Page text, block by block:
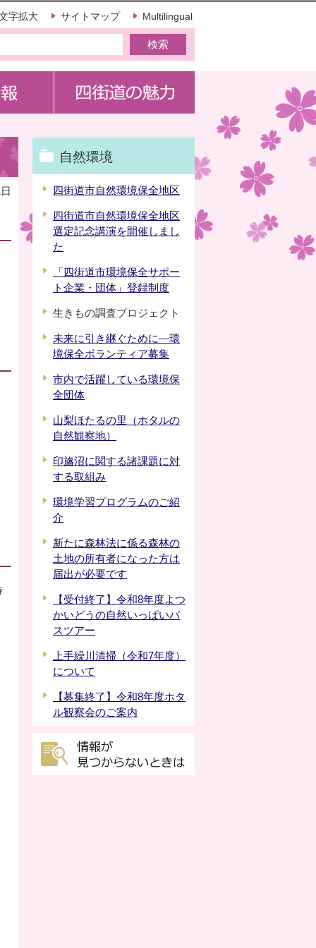
字拡大 サイトマップ Multilingual
自然環境
四街道市自然環境保全地区
四街道市自然環境保全地区
選定記念講演を開催しまし
た
「四街道市環境保全サポー
ト企業・団体」登録制度
生きもの調査プロジェクト
未来に引き継ぐために―環
境保全ボランティア募集
市内で活躍している環境保
全団体
山梨ほたるの里（ホタルの
自然観察地）
印旛沼に関する諸課題に対
する取組み
環境学習プログラムのご紹
介
新たに森林法に係る森林の
土地の所有者になった方は
届出が必要です
【受付終了】令和8年度よつ
かいどうの自然いっぱいバ
スツアー
上手繰川清掃（令和7年度）
について
【募集終了】令和8年度ホタ
ル観察会のご案内